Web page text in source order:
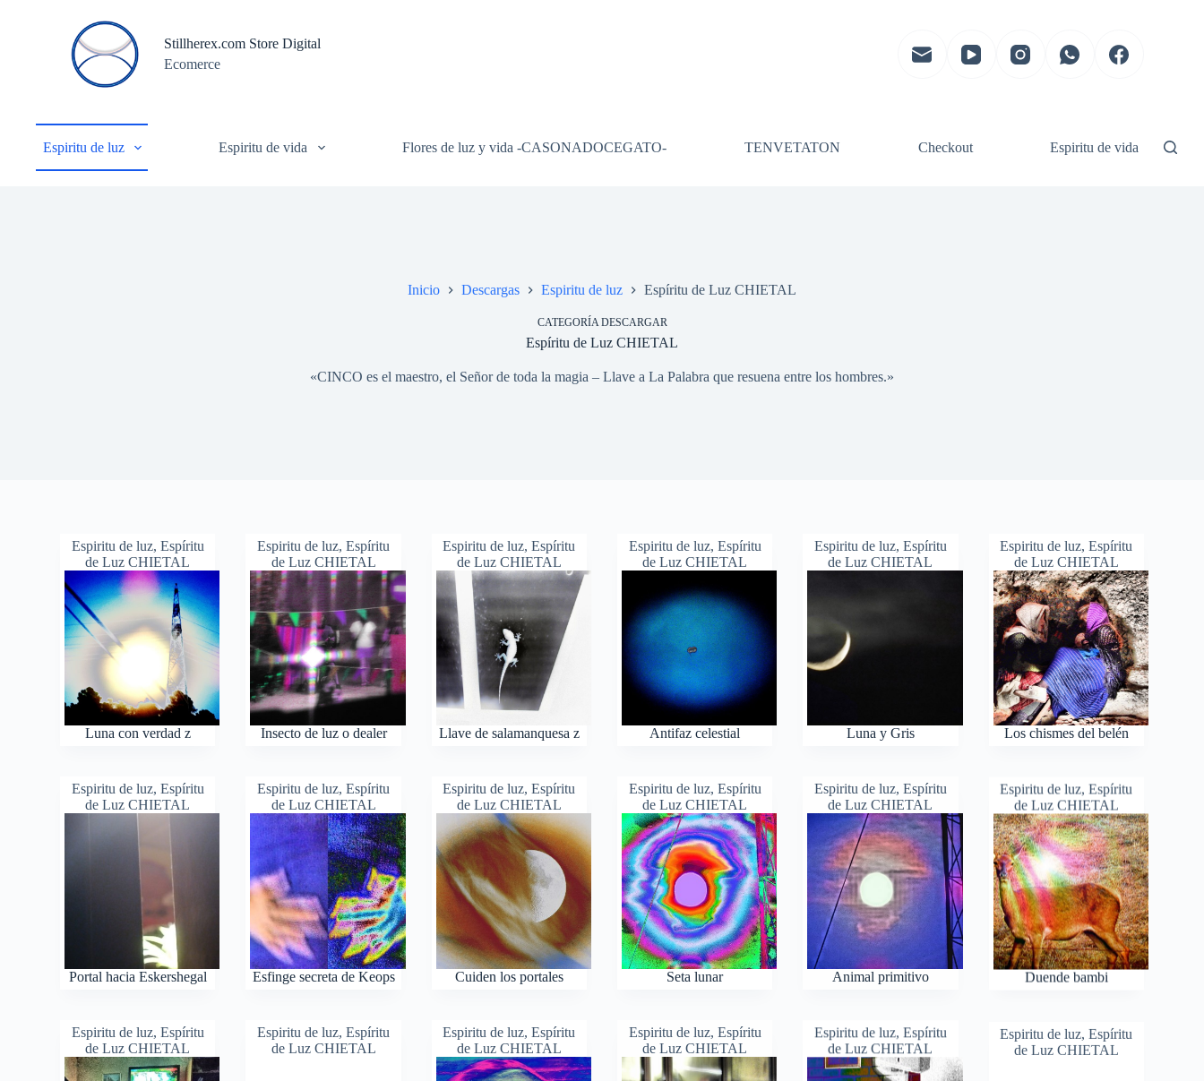
Stillherex.com Store Digital
Ecomerce
Espiritu de luz Espiritu de vida Flores de luz y vida -CASONADOCEGATO- TENVETATON Checkout Espiritu de vida
Inicio Descargas Espiritu de luz Espíritu de Luz CHIETAL
CATEGORÍA DESCARGAR
Espíritu de Luz CHIETAL
«CINCO es el maestro, el Señor de toda la magia – Llave a La Palabra que resuena entre los hombres.»
Espiritu de luz, Espíritu
de Luz CHIETAL
Luna con verdad z
Espiritu de luz,Espíritu
de Luz CHIETAL
Insecto de luz o dealer
Espiritu de luz,Espíritu
de Luz CHIETAL
Llave de salamanquesa z
Espiritu de luz, Espíritu
de Luz CHIETAL
Antifaz celestial
Espiritu de luz, Espíritu
de Luz CHIETAL
Luna y Gris
Espiritu de luz,Espíritu
de Luz CHIETAL
Los chismes del belén
Espiritu de luz, Espíritu
de Luz CHIETAL
Portal hacia Eskershegal
Espiritu de luz,Espíritu
de Luz CHIETAL
Esfinge secreta de Keops
Espiritu de luz,Espíritu
de Luz CHIETAL
Cuiden los portales
Espiritu de luz, Espíritu
de Luz CHIETAL
Seta lunar
Espiritu de luz, Espíritu
de Luz CHIETAL
Animal primitivo
Espiritu de luz,Espíritu
de Luz CHIETAL
Duende bambi
Espiritu de luz, Espíritu
de Luz CHIETAL
Espiritu de luz,Espíritu
de Luz CHIETAL
Espiritu de luz,Espíritu
de Luz CHIETAL
Espiritu de luz, Espíritu
de Luz CHIETAL
Espiritu de luz, Espíritu
de Luz CHIETAL
Espiritu de luz ,Espíritu
de Luz CHIETAL